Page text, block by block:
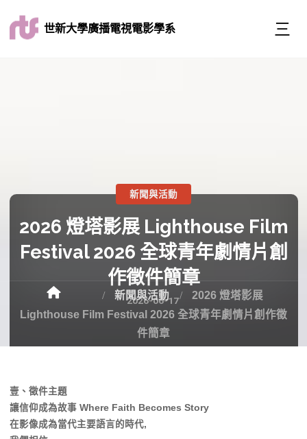
世新大學廣播電視電影學系
2026 燈塔影展 Lighthouse Film
Festival 2026 全球青年劇情片創
作徵件簡章
2026-06-17
新聞與活動
新聞與活動
2026 燈塔影展
Lighthouse Film Festival 2026 全球青年劇情片創作徵
件簡章
壹、徵件主題
讓信仰成為故事 Where Faith Becomes Story
在影像成為當代主要語言的時代,